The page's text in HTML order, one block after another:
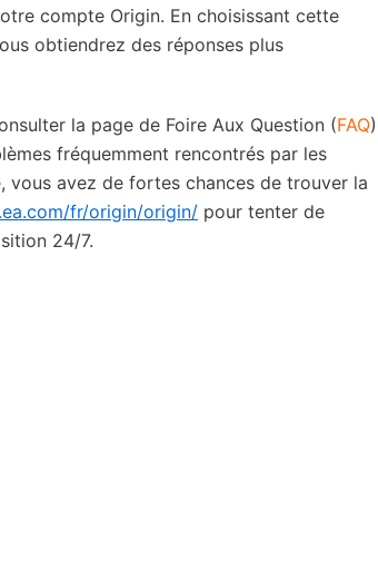
compte Origin. En choisissant cette
obtiendrez des réponses plus
la page de Foire Aux Question (FAQ)
fréquemment rencontrés par les
vous avez de fortes chances de trouver la
fr/origin/origin/ pour tenter de
24/7.